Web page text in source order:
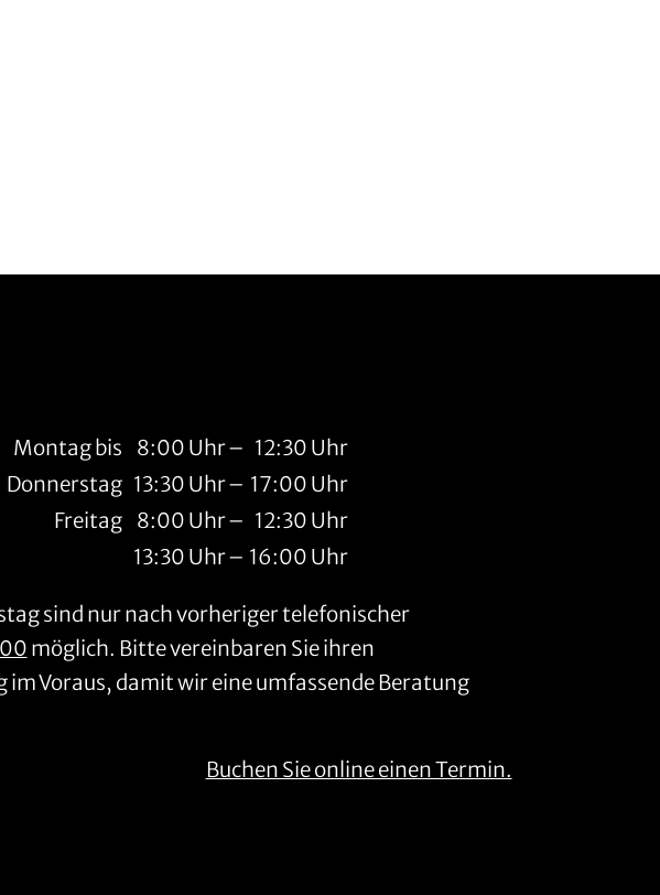
Montag bis 8:00 Uhr– 12:30 Uhr
Donnerstag 13:30 Uhr– 17:00 Uhr
Freitag
8:00 Uhr– 12:30 Uhr
13:30 Uhr– 16:00 Uhr
sind nur nach vorheriger telefonischer
möglich. Bitte vereinbaren Sie ihren
Voraus, damit wir eine umfassende Beratung
Buchen Sie online einen Termin.